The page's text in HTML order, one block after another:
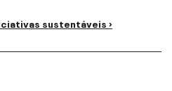
sustentáveis ›